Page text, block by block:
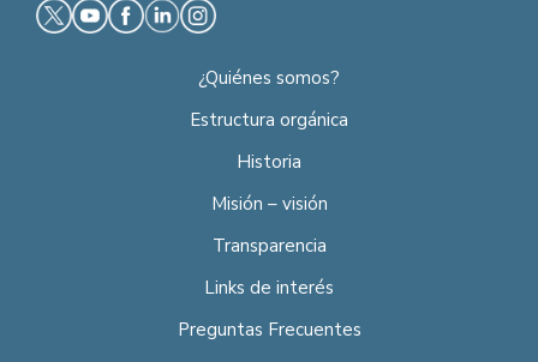
¿Quiénes somos?
Estructura orgánica
Historia
Misión – visión
Transparencia
Links de interés
Preguntas Frecuentes